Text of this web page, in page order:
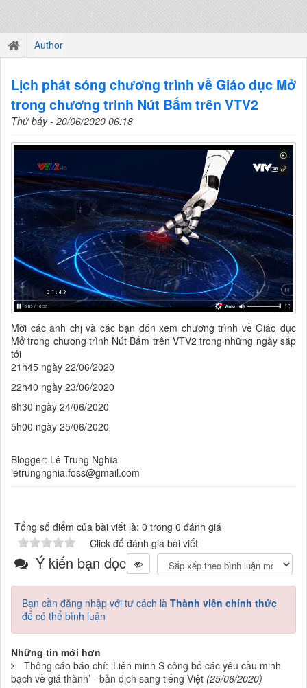
Author
Lịch phát sóng chương trình về Giáo dục Mở
trong chương trình Nút Bấm trên VTV2
Thứ bảy - 20/06/2020 06:18
Mời các anh chị và các bạn đón xem chương trình về Giáo dục
Mở trong chương trình Nút Bấm trên VTV2 trong những ngày sắp
tới
21h45 ngày 22/06/2020
22h40 ngày 23/06/2020
6h30 ngày 24/06/2020
5h00 ngày 25/06/2020
Blogger: Lê Trung Nghĩa
letrungnghia.foss@gmail.com
Tổng số điểm của bài viết là: 0 trong 0 đánh giá
Click để đánh giá bài viết
Ý kiến bạn đọc
Bạn cần đăng nhập với tư cách là Thành viên chính thức
để có thể bình luận
Những tin mới hơn
Thông cáo báo chí: ‘Liên minh S công bố các yêu cầu minh
bạch về giá thành’ - bản dịch sang tiếng Việt (25/06/2020)